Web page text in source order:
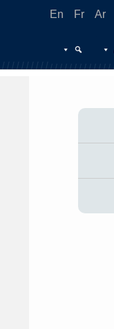
En Fr Ar